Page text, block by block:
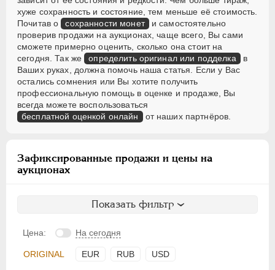
хуже сохранность и состояние, тем меньше её стоимость.
Почитав о сохранности монет и самостоятельно
проверив продажи на аукционах, чаще всего, Вы сами
сможете примерно оценить, сколько она стоит на
сегодня. Так же определить оригинал или подделка в
Ваших руках, должна помочь наша статья. Если у Вас
остались сомнения или Вы хотите получить
профессиональную помощь в оценке и продаже, Вы
всегда можете воспользоваться
бесплатной оценкой онлайн от наших партнёров.
Зафиксированные продажи и цены на
аукционах
Показать фильтр
Цена: На сегодня
ORIGINAL EUR RUB USD